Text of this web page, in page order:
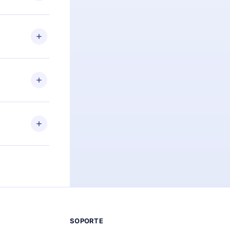
Por
el
de
más de
leer o
iOS,
momento
SOPORTE